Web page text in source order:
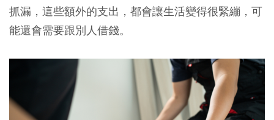
抓漏，這些額外的支出，都會讓生活變得很緊繃，可
能還會需要跟別人借錢。